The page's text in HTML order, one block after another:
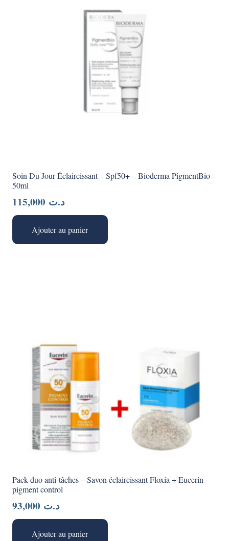
Soin Du Jour Éclaircissant – Spf50+ – Bioderma PigmentBio –
50ml
د.ت
Ajouter au panier
Pack duo anti-tâches – Savon éclaircissant Floxia + Eucerin
pigment control
د.ت
Ajouter au panier